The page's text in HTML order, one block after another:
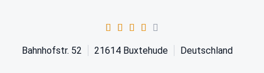
Bahnhofstr. 52 21614 Buxtehude Deutschland